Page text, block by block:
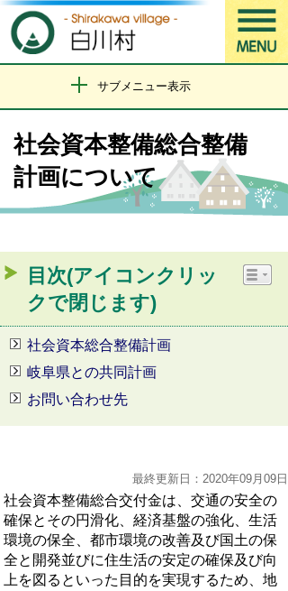
サブメニュー表示
社会資本整備総合整備
計画について
目次(アイコンクリッ
クで閉じます)
社会資本総合整備計画
岐阜県との共同計画
お問い合わせ先
最終更新日：2020年09月09日
社会資本整備総合交付金は、交通の安全の
確保とその円滑化、経済基盤の強化、生活
環境の保全、都市環境の改善及び国土の保
全と開発並びに住生活の安定の確保及び向
上を図るといった目的を実現するため、地